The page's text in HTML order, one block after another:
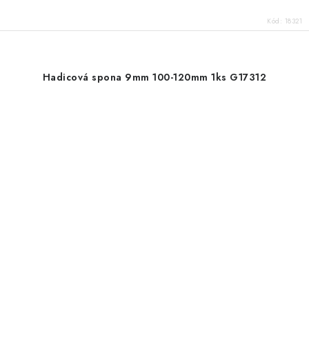
Kód: 18321
Hadicová spona 9mm 100-120mm 1ks G17312